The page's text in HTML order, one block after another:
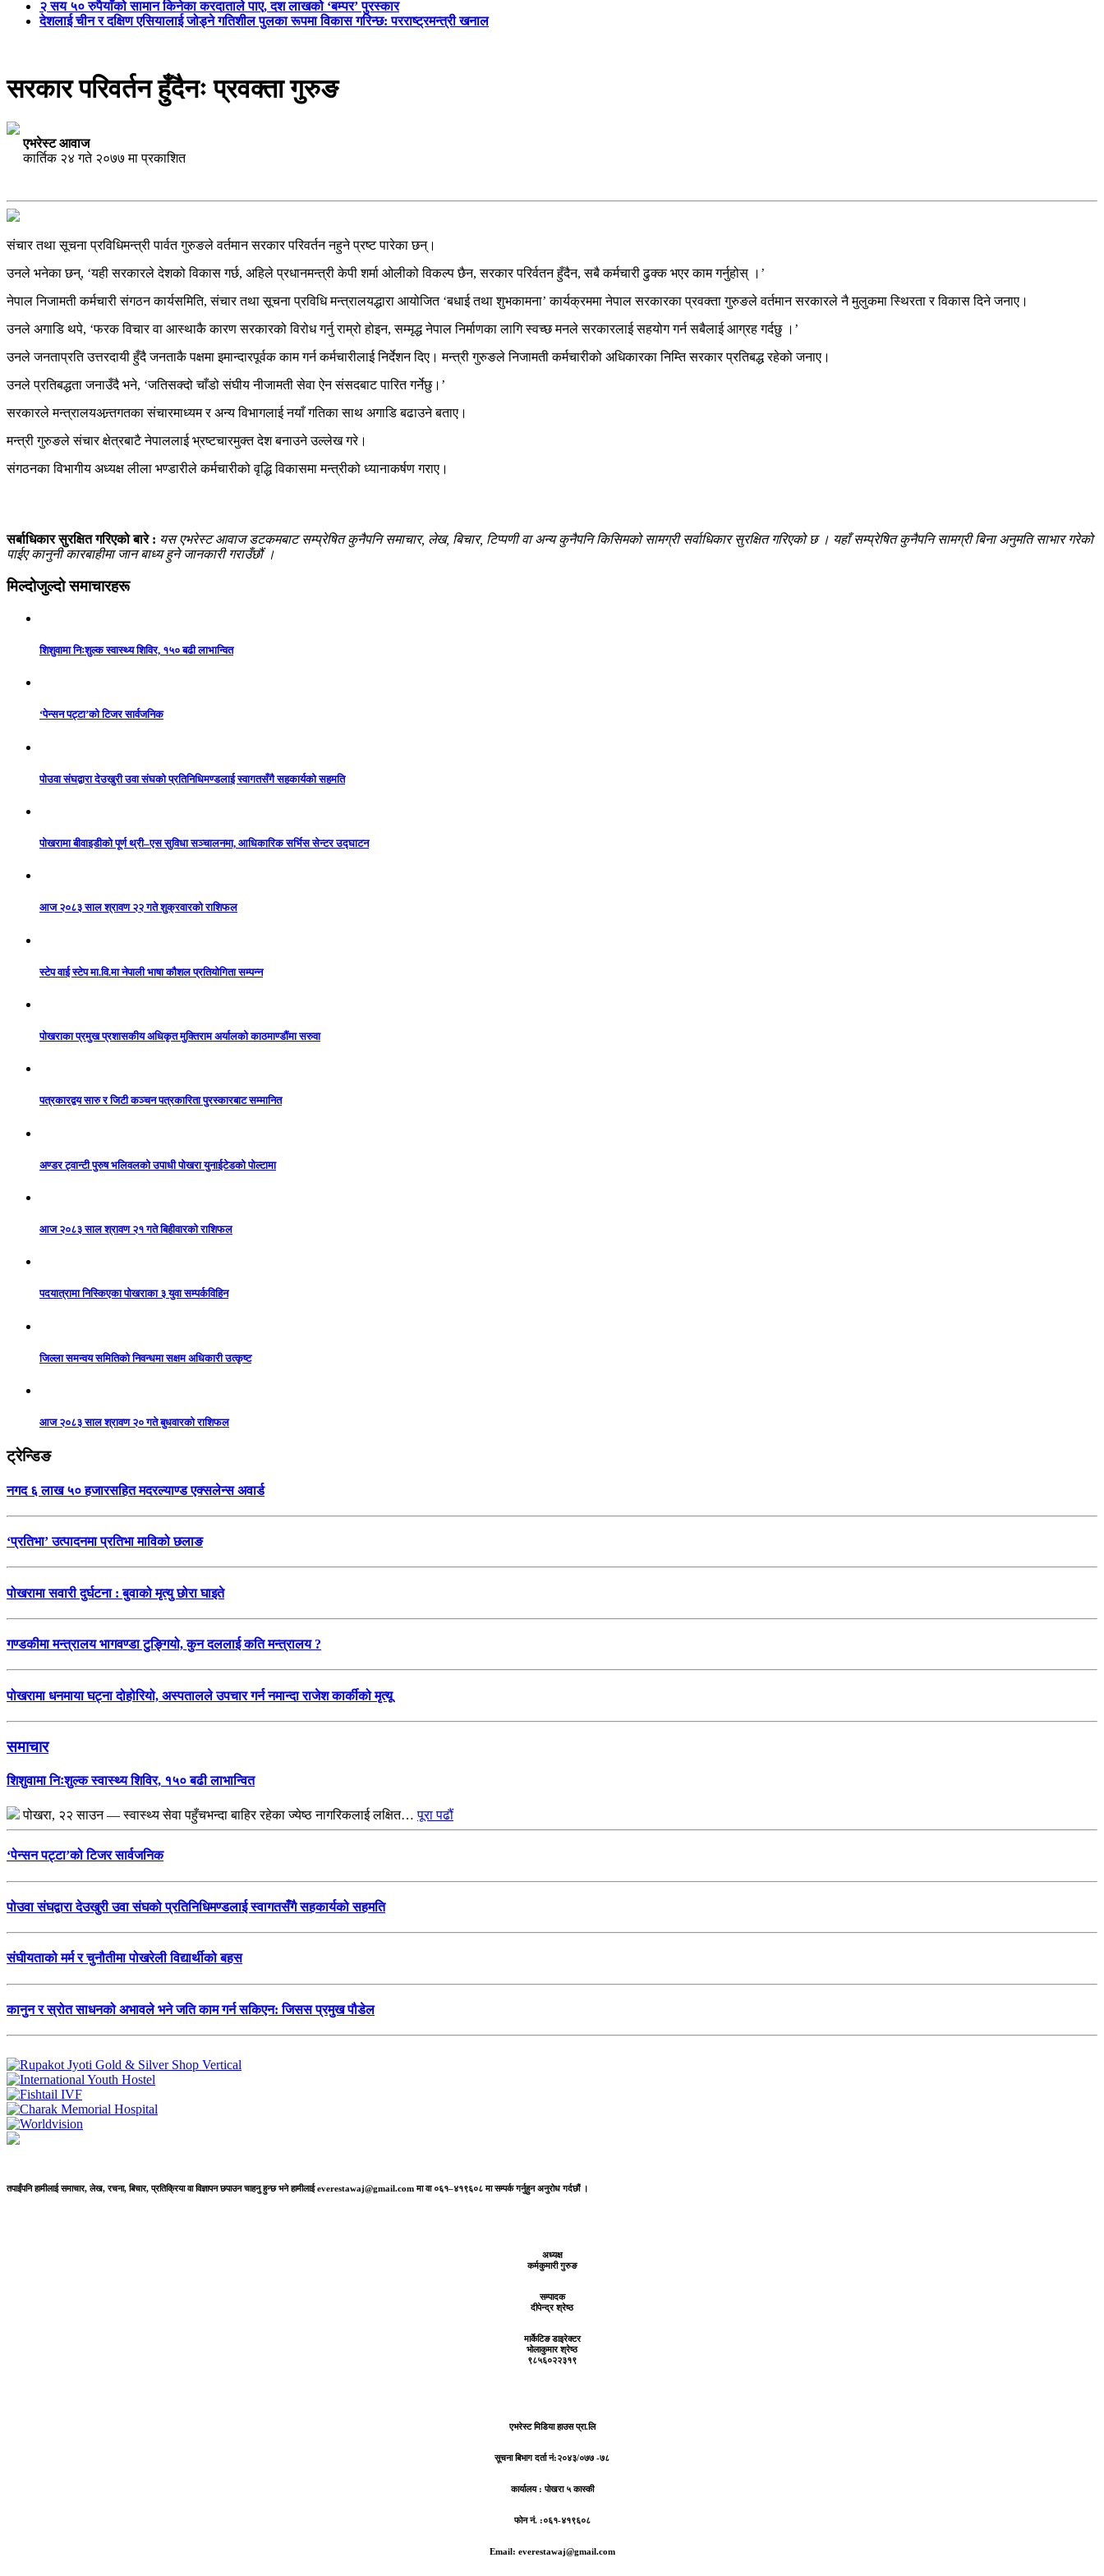
२ सय ५० रुपैयाँको सामान किनेका करदाताले पाए, दश लाखको ‘बम्पर’ पुरस्कार
देशलाई चीन र दक्षिण एसियालाई जोड्ने गतिशील पुलका रूपमा विकास गरिन्छ: परराष्ट्रमन्त्री खनाल
सरकार परिवर्तन हुँदैनः प्रवक्ता गुरुङ
एभरेस्ट आवाज
कार्तिक २४ गते २०७७ मा प्रकाशित
संचार तथा सूचना प्रविधिमन्त्री पार्वत गुरुङले वर्तमान सरकार परिवर्तन नहुने प्रष्ट पारेका छन्।
उनले भनेका छन्, ‘यही सरकारले देशको विकास गर्छ, अहिले प्रधानमन्त्री केपी शर्मा ओलीको विकल्प छैन, सरकार परिर्वतन हुँदैन, सबै कर्मचारी ढुक्क भएर काम गर्नुहोस् ।’
नेपाल निजामती कर्मचारी संगठन कार्यसमिति, संचार तथा सूचना प्रविधि मन्त्रालयद्धारा आयोजित ‘बधाई तथा शुभकामना’ कार्यक्रममा नेपाल सरकारका प्रवक्ता गुरुङले वर्तमान सरकारले नै मुलुकमा स्थिरता र विकास दिने जनाए।
उनले अगाडि थपे, ‘फरक विचार वा आस्थाकै कारण सरकारको विरोध गर्नु राम्रो होइन, सम्मृद्ध नेपाल निर्माणका लागि स्वच्छ मनले सरकारलाई सहयोग गर्न सबैलाई आग्रह गर्दछु ।’
उनले जनताप्रति उत्तरदायी हुँदै जनताकै पक्षमा इमान्दारपूर्वक काम गर्न कर्मचारीलाई निर्देशन दिए। मन्त्री गुरुङले निजामती कर्मचारीको अधिकारका निम्ति सरकार प्रतिबद्ध रहेको जनाए।
उनले प्रतिबद्धता जनाउँदै भने, ‘जतिसक्दो चाँडो संघीय नीजामती सेवा ऐन संसदबाट पारित गर्नेछु।’
सरकारले मन्त्रालयअन्र्तगतका संचारमाध्यम र अन्य विभागलाई नयाँ गतिका साथ अगाडि बढाउने बताए।
मन्त्री गुरुङले संचार क्षेत्रबाटै नेपाललाई भ्रष्टचारमुक्त देश बनाउने उल्लेख गरे।
संगठनका विभागीय अध्यक्ष लीला भण्डारीले कर्मचारीको वृद्धि विकासमा मन्त्रीको ध्यानाकर्षण गराए।
सर्बाधिकार सुरक्षित गरिएको बारे : यस एभरेस्ट आवाज डटकमबाट सम्प्रेषित कुनैपनि समाचार, लेख, बिचार, टिप्पणी वा अन्य कुनैपनि किसिमको सामग्री सर्वाधिकार सुरक्षित गरिएको छ । यहाँ सम्प्रेषित कुनैपनि सामग्री बिना अनुमति साभार गरेको
पाईए कानुनी कारबाहीमा जान बाध्य हुने जानकारी गराउँछौं ।
मिल्दोजुल्दो समाचारहरू
शिशुवामा निःशुल्क स्वास्थ्य शिविर, १५० बढी लाभान्वित
‘पेन्सन पट्टा’को टिजर सार्वजनिक
पोउवा संघद्वारा देउखुरी उवा संघको प्रतिनिधिमण्डलाई स्वागतसँगै सहकार्यको सहमति
पोखरामा बीवाइडीको पूर्ण थ्री–एस सुविधा सञ्चालनमा, आधिकारिक सर्भिस सेन्टर उद्घाटन
आज २०८३ साल श्रावण २२ गते शुक्रवारको राशिफल
स्टेप वाई स्टेप मा.वि.मा नेपाली भाषा कौशल प्रतियोगिता सम्पन्न
पोखराका प्रमुख प्रशासकीय अधिकृत मुक्तिराम अर्यालको काठमाण्डौंमा सरुवा
पत्रकारद्वय सारु र जिटी कञ्चन पत्रकारिता पुरस्कारबाट सम्मानित
अण्डर ट्वान्टी पुरुष भलिवलको उपाधी पोखरा युनाईटेडको पोल्टामा
आज २०८३ साल श्रावण २१ गते बिहीवारको राशिफल
पदयात्रामा निस्किएका पोखराका ३ युवा सम्पर्कविहिन
जिल्ला समन्वय समितिको निवन्धमा सक्षम अधिकारी उत्कृष्ट
आज २०८३ साल श्रावण २० गते बुधवारको राशिफल
ट्रेन्डिङ
नगद ६ लाख ५० हजारसहित मदरल्याण्ड एक्सलेन्स अवार्ड
‘प्रतिभा’ उत्पादनमा प्रतिभा माविको छलाङ
पोखरामा सवारी दुर्घटना : बुवाको मृत्यु छोरा घाइते
गण्डकीमा मन्त्रालय भागवण्डा टुङ्गियो, कुन दललाई कति मन्त्रालय ?
पोखरामा धनमाया घट्ना दोहोरियो, अस्पतालले उपचार गर्न नमान्दा राजेश कार्कीको मृत्यू
समाचार
शिशुवामा निःशुल्क स्वास्थ्य शिविर, १५० बढी लाभान्वित
पोखरा, २२ साउन — स्वास्थ्य सेवा पहुँचभन्दा बाहिर रहेका ज्येष्ठ नागरिकलाई लक्षित…पूरा पढौं
‘पेन्सन पट्टा’को टिजर सार्वजनिक
पोउवा संघद्वारा देउखुरी उवा संघको प्रतिनिधिमण्डलाई स्वागतसँगै सहकार्यको सहमति
संघीयताको मर्म र चुनौतीमा पोखरेली विद्यार्थीको बहस
कानुन र स्रोत साधनको अभावले भने जति काम गर्न सकिएन: जिसस प्रमुख पौडेल
तपाईंपनि हामीलाई समाचार, लेख, रचना, बिचार, प्रतिक्रिया वा विज्ञापन छपाउन चाहनु हुन्छ भने हामीलाई everestawaj@gmail.com मा वा ०६१–४१९६०८ मा सम्पर्क गर्नुहुन अनुरोध गर्दछौं ।
अध्यक्ष
कर्मकुमारी गुरुङ
सम्पादक
दीपेन्द्र श्रेष्ठ
मार्केटिङ डाइरेक्टर
भोलाकुमार श्रेष्ठ
९८५६०२२३१९
एभरेस्ट मिडिया हाउस प्रा.लि
सूचना बिभाग दर्ता नं:२०४३/०७७ -७८
कार्यालय :पोखरा ५ कास्की
फोन नं. :०६१-४१९६०८
Email: everestawaj@gmail.com